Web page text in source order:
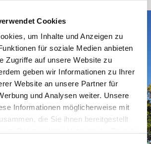
Cookies
um Inhalte und Anzeigen zu
für soziale Medien anbieten
Zugriffe auf unsere Website zu
geben wir Informationen zu Ihrer
Website an unsere Partner für
und Analysen weiter. Unsere
Informationen möglicherweise mit
die Sie ihnen bereitgestellt